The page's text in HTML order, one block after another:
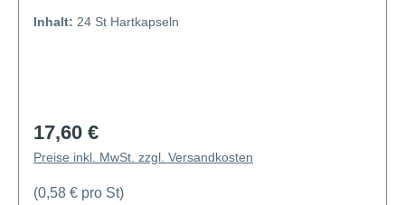
Inhalt: 24 St Hartkapseln
Regulärer Preis:
17,60 €
Preise inkl. MwSt. zzgl. Versandkosten
(0,58 € pro St)